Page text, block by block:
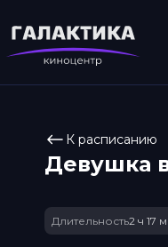
К расписанию
Девушка
Длительность2 ч 17